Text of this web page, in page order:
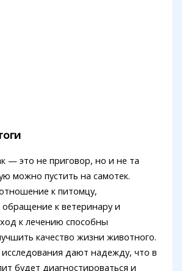
— это не приговор, но и не та
можно пустить на самотек.
к питомцу,
к ветеринару и
к лечению способны
качество жизни животного.
дают надежду, что в
будет диагностироваться и